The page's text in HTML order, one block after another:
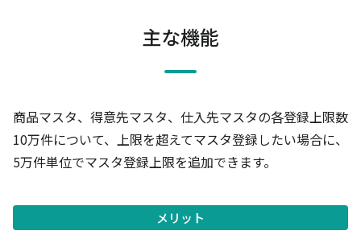
主な機能
商品マスタ、得意先マスタ、仕入先マスタの各登録上限数
10万件について、上限を超えてマスタ登録したい場合に、
5万件単位でマスタ登録上限を追加できます。
メリット